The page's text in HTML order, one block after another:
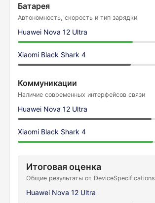
Батарея
Автономность, скорость и тип зарядки
Huawei Nova 12 Ultra
Xiaomi Black Shark 4
Коммуникации
Наличие современных интерфейсов связи
Huawei Nova 12 Ultra
Xiaomi Black Shark 4
Итоговая оценка
Общие результаты от DeviceSpecifications
Huawei Nova 12 Ultra